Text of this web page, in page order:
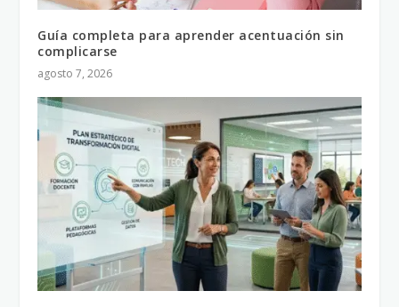
Guía completa para aprender acentuación sin
complicarse
agosto 7, 2026